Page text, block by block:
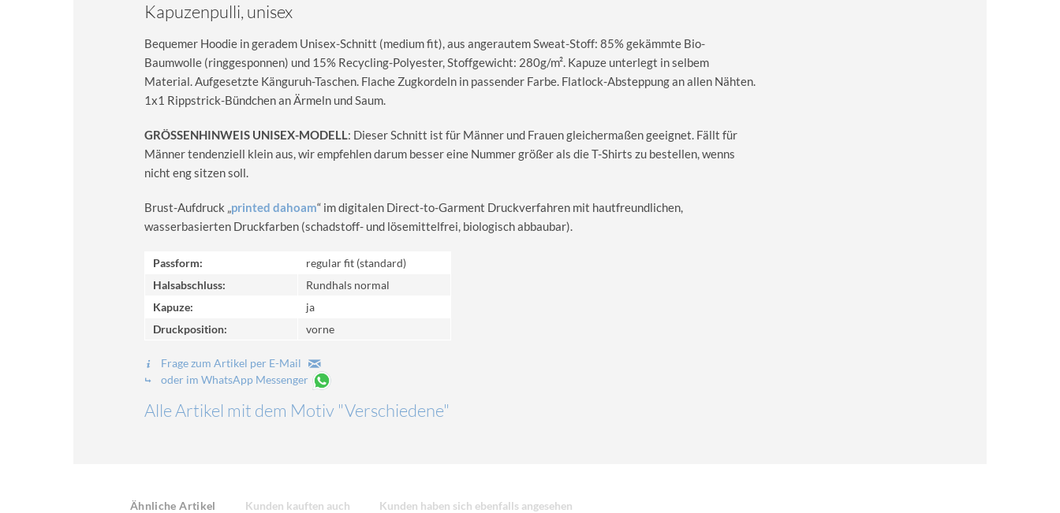
Kapuzenpulli, unisex
Bequemer Hoodie in geradem Unisex-Schnitt (medium fit), aus angerautem Sweat-Stoff: 85% gekämmte Bio-
Baumwolle (ringgesponnen) und 15% Recycling-Polyester, Stoffgewicht: 280g/m². Kapuze unterlegt in selbem
Material. Aufgesetzte Känguruh-Taschen. Flache Zugkordeln in passender Farbe. Flatlock-Absteppung an allen Nähten.
1x1 Rippstrick-Bündchen an Ärmeln und Saum.
GRÖSSENHINWEIS UNISEX-MODELL: Dieser Schnitt ist für Männer und Frauen gleichermaßen geeignet. Fällt für
Männer tendenziell klein aus, wir empfehlen darum besser eine Nummer größer als die T-Shirts zu bestellen, wenns
nicht eng sitzen soll.
Brust-Aufdruck „printed dahoam“ im digitalen Direct-to-Garment Druckverfahren mit hautfreundlichen,
wasserbasierten Druckfarben (schadstoff- und lösemittelfrei, biologisch abbaubar).
Passform:
regular fit (standard)
Halsabschluss:
Rundhals normal
Kapuze:
ja
Druckposition:
vorne
Frage zum Artikel per E-Mail
oder im WhatsApp Messenger
Alle Artikel mit dem Motiv "Verschiedene"
Ähnliche Artikel Kunden kauften auch Kunden haben sich ebenfalls angesehen